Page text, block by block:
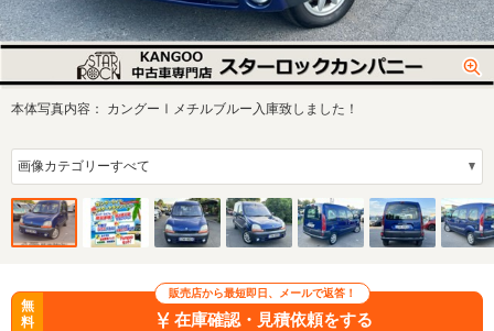
本体写真内容： カングーⅠメチルブルー入庫致しました！
販売店から最短即日、メールで返答！
無
料
在庫確認・見積依頼をする